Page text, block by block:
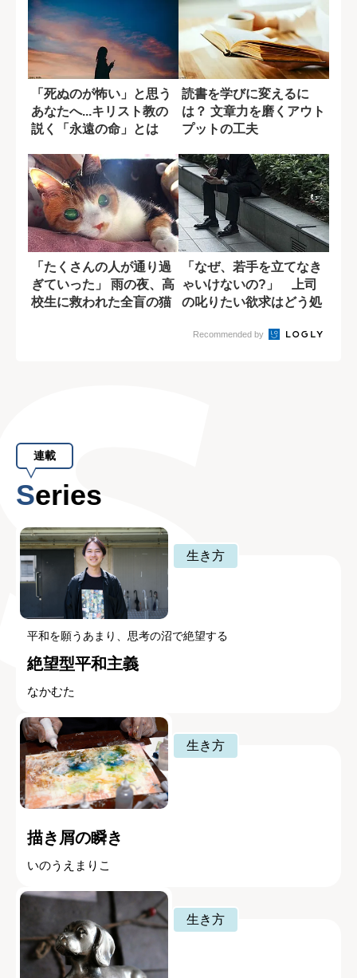
「死ぬのが怖い」と思う
あなたへ...キリスト教の
説く「永遠の命」とは
読書を学びに変えるに
は？ 文章力を磨くアウト
プットの工夫
「たくさんの人が通り過
ぎていった」 雨の夜、高
校生に救われた全盲の猫
「なぜ、若手を立てなき
ゃいけないの?」 上司
の叱りたい欲求はどう処
Recommended by
連載
Series
生き方
平和を願うあまり、思考の沼で絶望する
絶望型平和主義
なかむた
生き方
描き屑の瞬き
いのうえまりこ
生き方